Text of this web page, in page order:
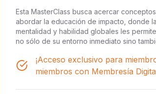
Esta MasterClass busca acercar
abordar la educación de impacto, donde
mentalidad y habilidad globales les
no sólo de su entorno inmediato sino
¡Acceso exclusivo para
miembros con Membresía